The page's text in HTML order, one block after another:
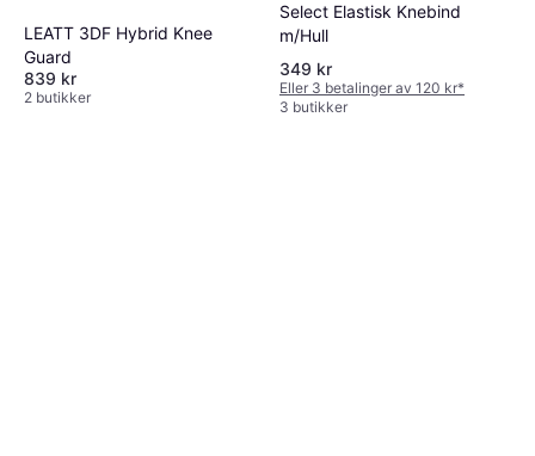
LEATT 3DF Hybrid Knee
Guard
839 kr
2 butikker
Select Elastisk Knebind
m/Hull
349 kr
Eller 3 betalinger av 120 kr*
3 butikker